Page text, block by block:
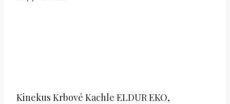
Kinekus Krbové Kachle ELDUR EKO,